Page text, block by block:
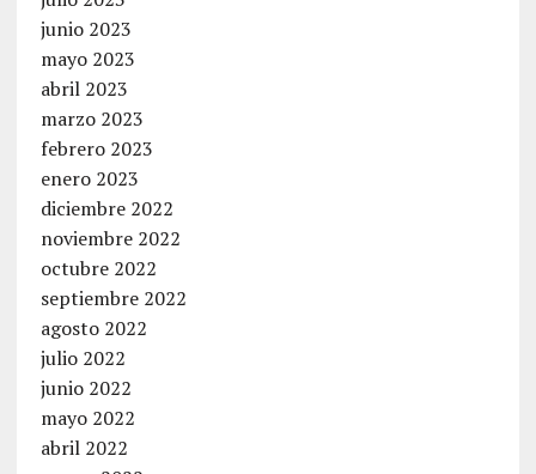
junio 2023
mayo 2023
abril 2023
marzo 2023
febrero 2023
enero 2023
diciembre 2022
noviembre 2022
octubre 2022
septiembre 2022
agosto 2022
julio 2022
junio 2022
mayo 2022
abril 2022